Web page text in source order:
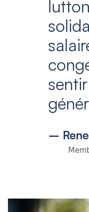
– Rene